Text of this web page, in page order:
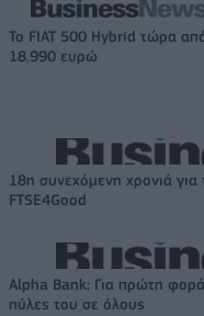
Το FIAT 500 Hybrid τώρα
18.990 ευρώ
18η συνεχόμενη χρονιά
FTSE4Good
Alpha Bank: Για πρώτη
πύλες του σε όλους